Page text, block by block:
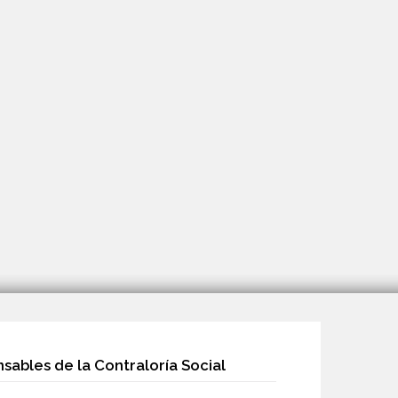
de la Contraloría Social